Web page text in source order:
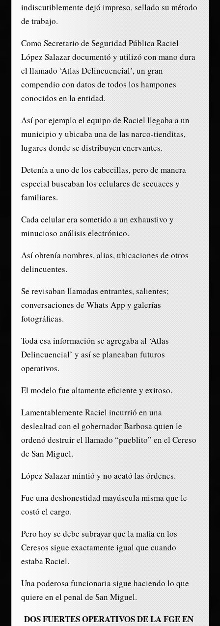
indiscutiblemente dejó impreso, sellado su método
de trabajo.
Como Secretario de Seguridad Pública Raciel
López Salazar documentó y utilizó con mano dura
el llamado ‘Atlas Delincuencial’, un gran
compendio con datos de todos los hampones
conocidos en la entidad.
Así por ejemplo el equipo de Raciel llegaba a un
municipio y ubicaba una de las narco-tienditas,
lugares donde se distribuyen enervantes.
Detenía a uno de los cabecillas, pero de manera
especial buscaban los celulares de secuaces y
familiares.
Cada celular era sometido a un exhaustivo y
minucioso análisis electrónico.
Así obtenía nombres, alias, ubicaciones de otros
delincuentes.
Se revisaban llamadas entrantes, salientes;
conversaciones de Whats App y galerías
fotográficas.
Toda esa información se agregaba al ‘Atlas
Delincuencial’ y así se planeaban futuros
operativos.
El modelo fue altamente eficiente y exitoso.
Lamentablemente Raciel incurrió en una
deslealtad con el gobernador Barbosa quien le
ordenó destruir el llamado “pueblito” en el Cereso
de San Miguel.
López Salazar mintió y no acató las órdenes.
Fue una deshonestidad mayúscula misma que le
costó el cargo.
Pero hoy se debe subrayar que la mafia en los
Ceresos sigue exactamente igual que cuando
estaba Raciel.
Una poderosa funcionaria sigue haciendo lo que
quiere en el penal de San Miguel.
DOS FUERTES OPERATIVOS DE LA FGE EN